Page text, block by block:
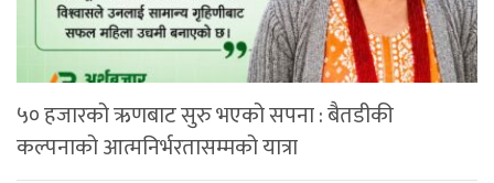
५० हजारको ऋणबाट सुरु भएको सपना : बैतडीकी
कल्पनाको आत्मनिर्भरतासम्मको यात्रा